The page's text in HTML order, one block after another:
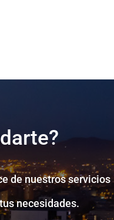
de nuestros servicios
necesidades.